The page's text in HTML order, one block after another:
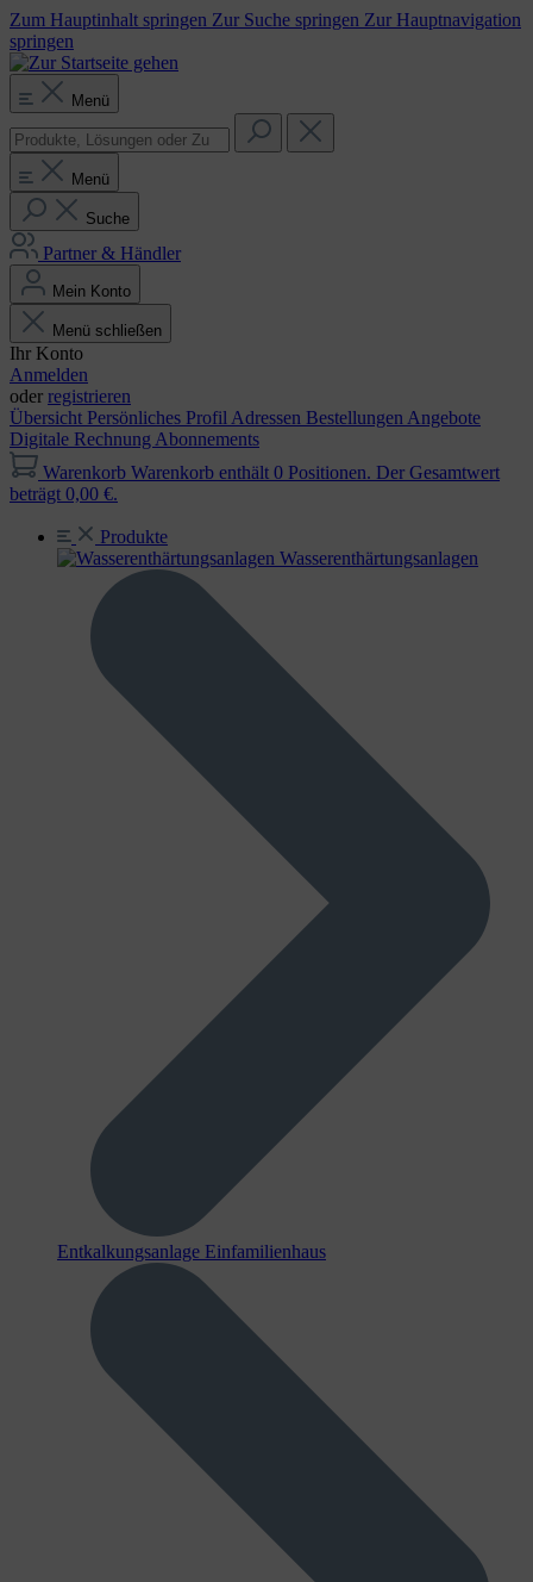
Zum Hauptinhalt springen Zur Suche springen Zur Hauptnavigation
springen
Menü
Menü
Suche
Partner & Händler
Mein Konto
Menü schließen
Ihr Konto
Anmelden
oder registrieren
Übersicht Persönliches Profil Adressen Bestellungen Angebote
Digitale Rechnung Abonnements
Warenkorb Warenkorb enthält 0 Positionen. Der Gesamtwert
beträgt 0,00 €.
Produkte
Wasser­enthärtungs­anlagen
Entkalkungsanlage Einfamilienhaus